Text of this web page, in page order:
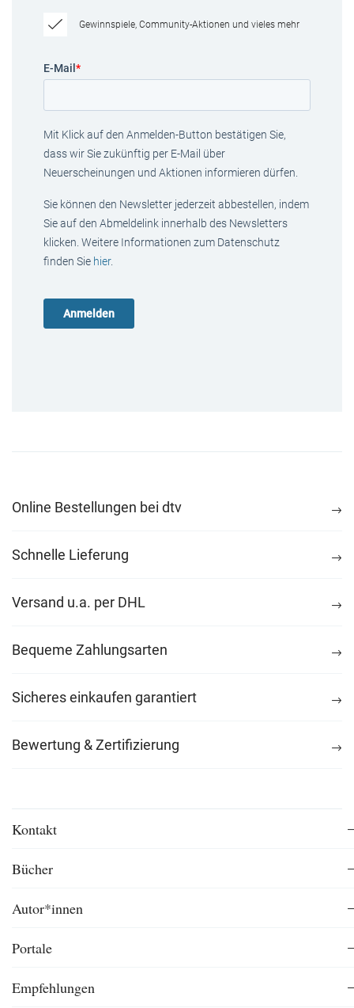
Gewinnspiele, Community-Aktionen und vieles mehr
E-Mail *
Mit Klick auf den Anmelden-Button bestätigen Sie,
dass wir Sie zukünftig per E-Mail über
Neuerscheinungen und Aktionen informieren dürfen.
Sie können den Newsletter jederzeit abbestellen, indem
Sie auf den Abmeldelink innerhalb des Newsletters
klicken. Weitere Informationen zum Datenschutz
finden Sie hier.
Online Bestellungen bei dtv
Schnelle Lieferung
Versand u.a. per DHL
Bequeme Zahlungsarten
Sicheres einkaufen garantiert
Bewertung & Zertifizierung
Kontakt
Bücher
Autor*innen
Portale
Empfehlungen